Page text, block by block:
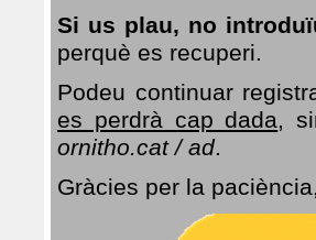
Si us plau, no
perquè es recuperi.
Podeu continuar
es perdrà cap dada,
ornitho.cat / ad.
Gràcies per la